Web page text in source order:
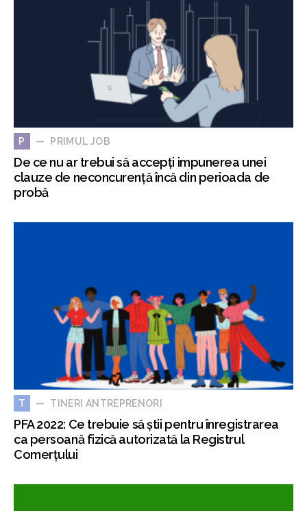
P PRIMUL JOB
De ce nu ar trebui să accepți impunerea unei
clauze de neconcurență încă din perioada de
probă
T TINERI ANTREPRENORI
PFA 2022: Ce trebuie să știi pentru înregistrarea
ca persoană fizică autorizată la Registrul
Comerțului